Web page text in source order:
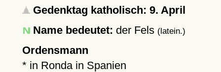
Gedenktag katholisch: 9. April
Name bedeutet: der Fels (latein.)
Ordensmann
* in Rondain Spanien